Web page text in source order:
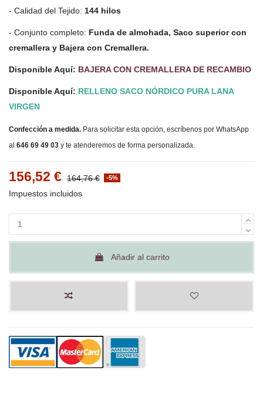
- Calidad del Tejido: 144 hilos
- Conjunto completo: Funda de almohada, Saco superior con
cremallera y Bajera con Cremallera.
Disponible Aquí: BAJERA CON CREMALLERA DE RECAMBIO
Disponible Aquí: RELLENO SACO NÓRDICO PURA LANA
VIRGEN
Confección a medida. Para solicitar esta opción, escríbenos por WhatsApp
al 646 69 49 03 y te atenderemos de forma personalizada.
156,52 € 164,76 € -5%
Impuestos incluidos
Añadir al carrito